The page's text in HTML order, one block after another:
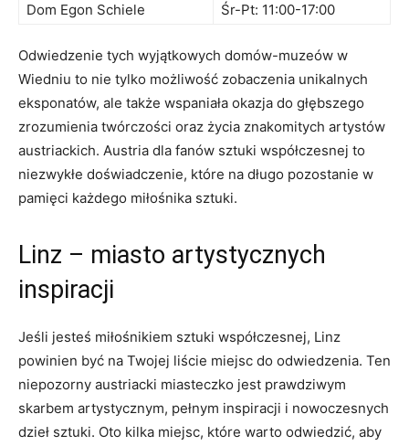
Dom Egon Schiele
Śr-Pt: 11:00-17:00
Odwiedzenie‍ tych wyjątkowych ⁢domów-muzeów w⁢
Wiedniu to nie tylko możliwość zobaczenia unikalnych
eksponatów, ale⁣ także wspaniała‍ okazja do głębszego
zrozumienia twórczości oraz życia znakomitych artystów
austriackich. Austria dla fanów sztuki współczesnej to
niezwykłe doświadczenie, które na długo pozostanie w
⁣pamięci każdego miłośnika‍ sztuki.
Linz – ​miasto artystycznych
inspiracji
Jeśli ⁣jesteś miłośnikiem sztuki⁤ współczesnej, Linz
powinien być na Twojej liście miejsc‍ do odwiedzenia. Ten
niepozorny ⁢austriacki miasteczko ⁣jest prawdziwym
skarbem artystycznym, pełnym inspiracji i nowoczesnych
⁤dzieł sztuki. Oto kilka miejsc, ⁣które warto odwiedzić, aby